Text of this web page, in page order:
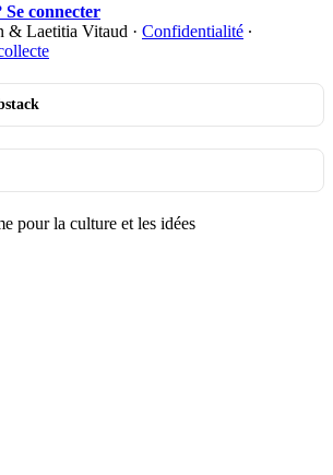
Se connecter
& Laetitia Vitaud · Confidentialité ∙
pour la culture et les idées